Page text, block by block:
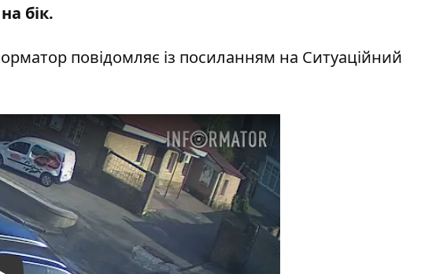
бік.
повідомляє із посиланням на Ситуаційний